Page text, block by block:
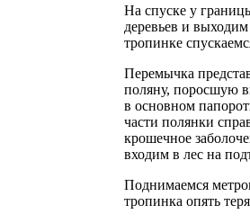
На спуске у
деревьев и
тропинке
Перемычка
поляну, поросшую
в основном
части полянки
крошечное
входим в лес на
Поднимаемся
тропинка опять